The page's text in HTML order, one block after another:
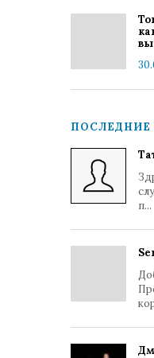
п...